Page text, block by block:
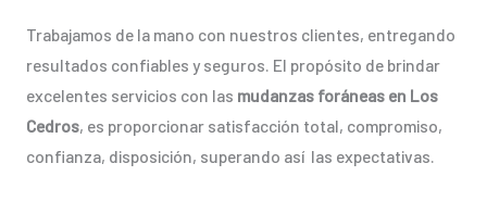
Trabajamos de la mano con nuestros clientes, entregando
resultados confiables y seguros. El propósito de brindar
excelentes servicios con las mudanzas foráneas en Los
Cedros, es proporcionar satisfacción total, compromiso,
confianza, disposición, superando así las expectativas.